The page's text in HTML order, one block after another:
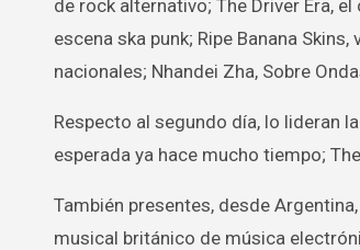
de rock alternativo; The Driver Era,
escena ska punk; Ripe Banana
nacionales; Nhandei Zha, Sobre
Respecto al segundo día, lo lideran
esperada ya hace mucho tiempo;
También presentes, desde
musical británico de música